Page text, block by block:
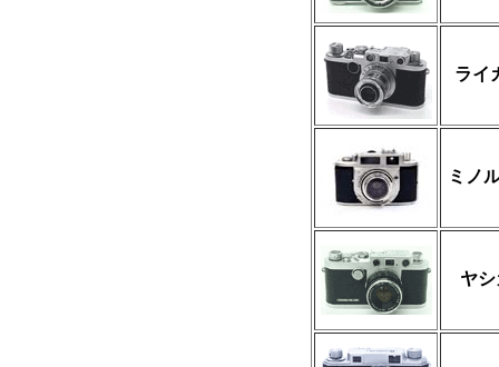
ライ
ミノ
ヤ